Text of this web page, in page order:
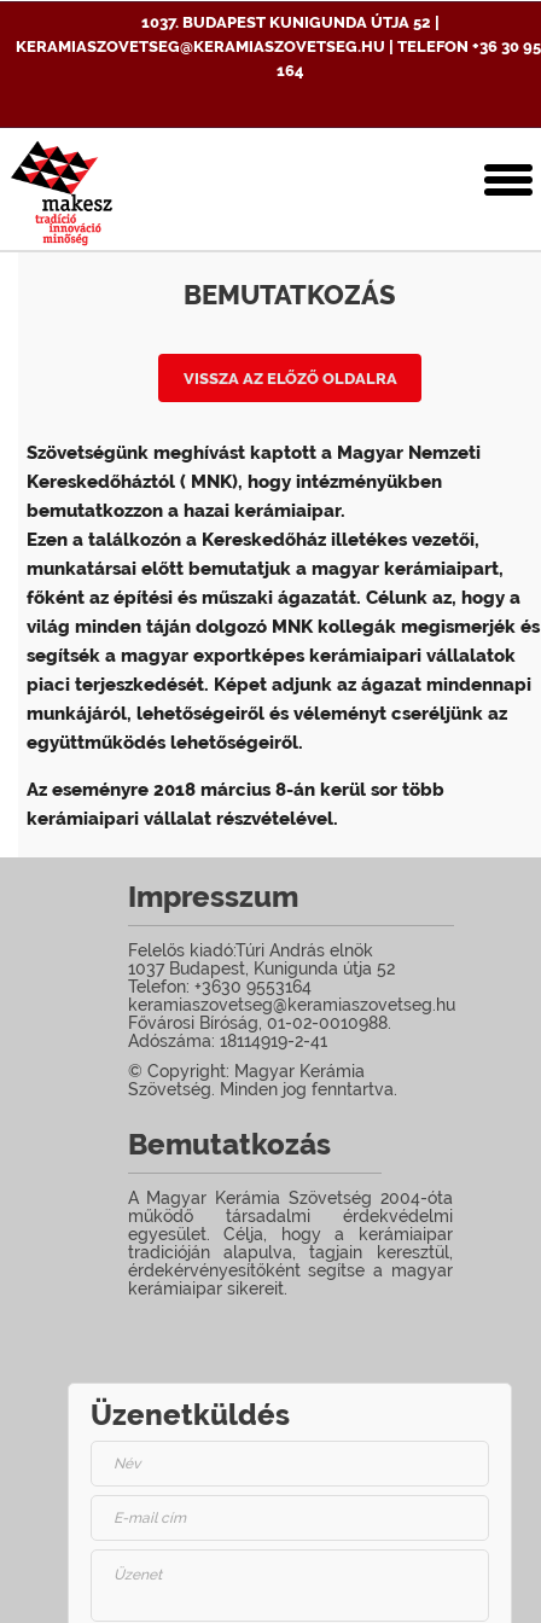
1037. BUDAPEST KUNIGUNDA ÚTJA 52 |
KERAMIASZOVETSEG@KERAMIASZOVETSEG.HU | TELEFON +36 30
164
BEMUTATKOZÁS
VISSZA AZ ELŐZŐ OLDALRA
Szövetségünk meghívást kaptott a Magyar Nemzeti
Kereskedőháztól ( MNK), hogy intézményükben
bemutatkozzon a hazai kerámiaipar.
Ezen a találkozón a Kereskedőház illetékes vezetői,
munkatársai előtt bemutatjuk a magyar kerámiaipart,
főként az építési és műszaki ágazatát. Célunk az, hogy a
világ minden táján dolgozó MNK kollegák megismerjék és
segítsék a magyar exportképes kerámiaipari vállalatok
piaci terjeszkedését. Képet adjunk az ágazat mindennapi
munkájáról, lehetőségeiről és véleményt cseréljünk az
együttműködés lehetőségeiről.
Az eseményre 2018 március 8-án kerül sor több
kerámiaipari vállalat részvételével.
Impresszum
Felelős kiadó:Túri András elnök
1037 Budapest, Kunigunda útja 52
Telefon: +3630 9553164
keramiaszovetseg@keramiaszovetseg.hu
Fővárosi Bíróság, 01-02-0010988.
Adószáma: 18114919-2-41
© Copyright: Magyar Kerámia
Szövetség. Minden jog fenntartva.
Bemutatkozás
A Magyar Kerámia Szövetség 2004-óta
működő társadalmi érdekvédelmi
egyesület. Célja, hogy a kerámiaipar
tradicióján alapulva, tagjain keresztül,
érdekérvényesítőként segítse a magyar
kerámiaipar sikereit.
Üzenetküldés